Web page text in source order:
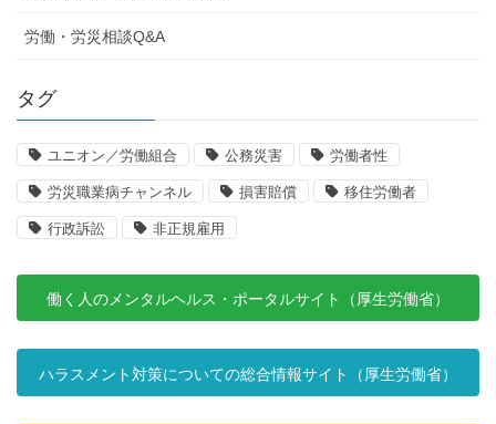
労働・労災相談Q&A
タグ
ユニオン／労働組合 公務災害 労働者性
労災職業病チャンネル 損害賠償 移住労働者
行政訴訟 非正規雇用
働く人のメンタルヘルス・ポータルサイト（厚生労働省）
ハラスメント対策についての総合情報サイト（厚生労働省）